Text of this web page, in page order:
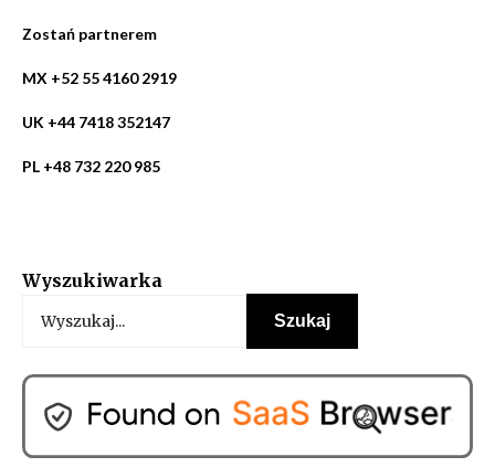
Zostań partnerem
MX +52 55 4160 2919
UK +44 7418 352147
PL +48 732 220 985
Wyszukiwarka